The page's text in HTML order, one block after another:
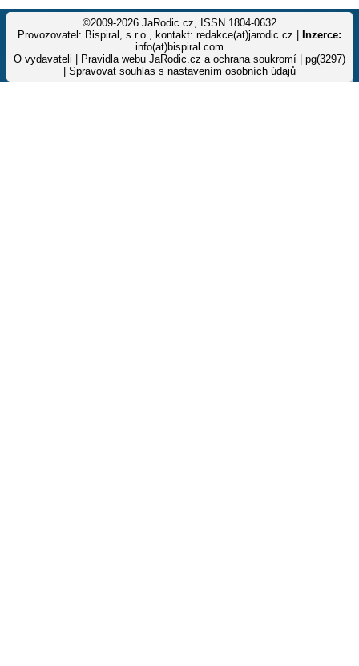
©2009-2026 JaRodic.cz, ISSN 1804-0632
Provozovatel: Bispiral, s.r.o., kontakt: redakce(at)jarodic.cz |
Inzerce:
info(at)bispiral.com
O vydavateli
Pravidla webu JaRodic.cz a ochrana soukromí | pg(3297)
Spravovat souhlas s nastavením osobních údajů